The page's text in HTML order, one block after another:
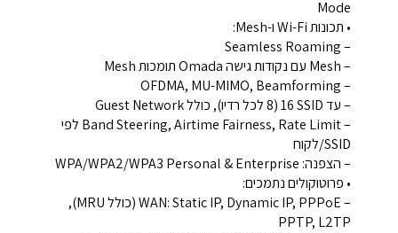
Mode
• תכונות Wi-Fi ו-Mesh:
– Seamless Roaming
– Mesh עם נקודות גישה Omada תומכות Mesh
– OFDMA, MU-MIMO, Beamforming
– עד ‎16 SSID‎ (8 לכל רדיו), כולל Guest Network
– Band Steering, Airtime Fairness, Rate Limit לפי
SSID/לקוח
– הצפנה: ‎WPA/WPA2/WPA3 Personal & Enterprise‎
• פרוטוקולים נתמכים:
– WAN: Static IP, Dynamic IP, PPPoE (כולל MRU),
PPTP, L2TP